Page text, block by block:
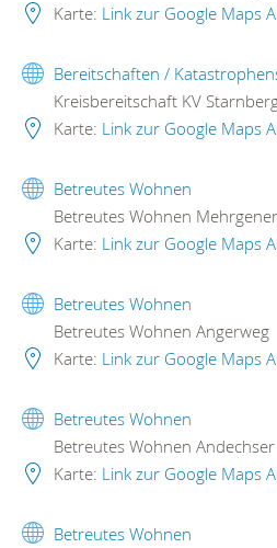
Karte: Link zur Google Maps
Bereitschaften /
Kreisbereitschaft KV
Karte: Link zur Google Maps
Betreutes Wohnen
Betreutes Wohnen
Karte: Link zur Google Maps
Betreutes Wohnen
Betreutes Wohnen Angerweg
Karte: Link zur Google Maps
Betreutes Wohnen
Betreutes Wohnen
Karte: Link zur Google Maps
Betreutes Wohnen